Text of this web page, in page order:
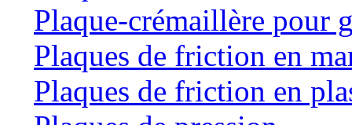
Plaque-crémaillère pour
Plaques de friction en
Plaques de friction en